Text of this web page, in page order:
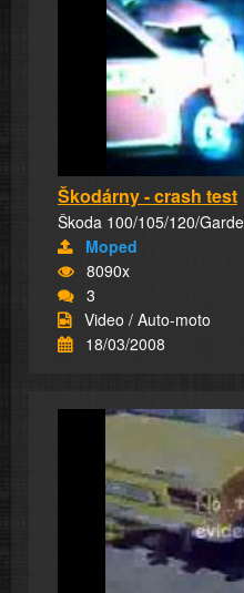
Škodárny - crash test
Škoda 100/105/120/
Moped
8090x
3
Video / Auto-moto
18/03/2008